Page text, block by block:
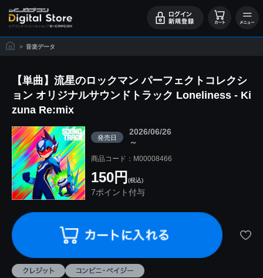
> 音楽データ
【単曲】流星のロックマン パーフェクトコレクシ
ョン オリジナルサウンドトラック Loneliness - Ki
zuna Re:mix
発売日
2026/06/26
～
商品コード：M00008466
150円 (税込)
7ポイント付与